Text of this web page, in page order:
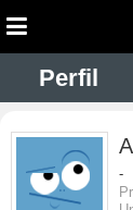
Perfil
-